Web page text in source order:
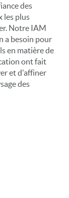
des
les plus
Notre IAM
a besoin pour
en matière de
ont fait
et d'affiner
des